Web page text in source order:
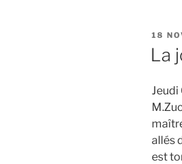
18
La
Jeudi
allés
est